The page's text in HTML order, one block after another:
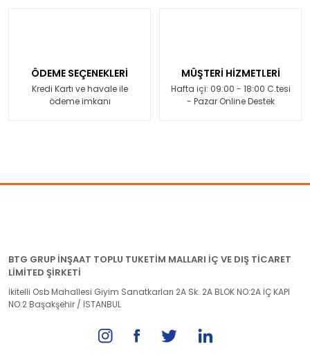
ÖDEME SEÇENEKLERİ
Kredi Kartı ve havale ile
ödeme imkanı
MÜŞTERİ HİZMETLERİ
Hafta içi: 09:00 - 18:00 C.tesi
- Pazar Online Destek
BTG GRUP İNŞAAT TOPLU TUKETİM MALLARI İÇ VE DIŞ TİCARET
LİMİTED ŞİRKETİ
İkitelli Osb Mahallesi Giyim Sanatkarları 2A Sk. 2A BLOK NO:2A İÇ KAPI
NO:2 Başakşehir / İSTANBUL